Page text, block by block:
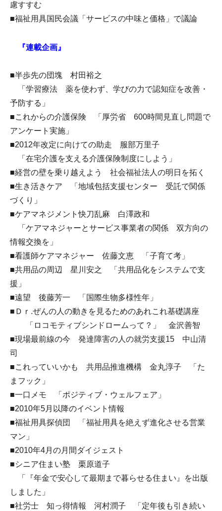
慮すすむ
■福祉用具国民会議「サービスの中味と価格」で議論
『連載企画』
■半歩先の団塊 村田裕之
「学習療法 薬を使わず、学びの力で認知症を改善・
予防する」
■これからの介護保険 「厚労省 600時間見直し問題で
アンケート実施」
■2012年改定に向けての助走 服部万里子
「在宅介護を支える介護保険制度にしよう」
■経営の壁を乗り越えよう 社会福祉法人の明日を拓く
■生き活きケア 「地域包括支援センター 受託で関係
づくり」
■ケアマネジメント快刀乱麻 白澤政和
「ケアマネジャーとサービス事業者の関係 双方向の
情報交換を」
■看護師ケアマネジャー 佐藤文恵 「子育て考」
■共用品の周辺 星川安之 「共用品化をシステムで支
援」
■遠望 後藤芳一 「国際生物多様性年」
■Ｄｒ.ぜんの人の動きを見るためのあれこれ基礎講座
「ロコモティブシンドロームって？」 金沢善智
■現場最前線の今 発達障害の人の就労支援15 中山清
司
■これっていいかも 共用品推進機構 金丸淳子 「た
まフック」
■一口メモ 「ポジティブ・ウェルフェア」
■2010年5月以降のイベント情報
■福祉用具探偵団 「福祉用具を絶えず進化させる営業
マン」
■2010年4月の月間ダイジェスト
■シニア住まい塾 栗原道子
「『年金で安心して最期まで暮らせる住まい』を出版
しました」
■社労士 知っ得情報 河村潤子 「定年後も引き続い